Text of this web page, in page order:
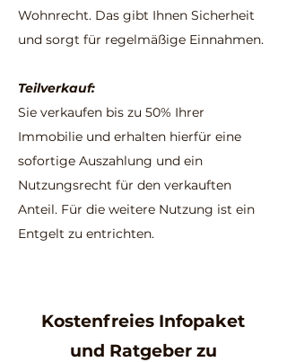
Wohnrecht. Das gibt Ihnen Sicherheit
und sorgt für regelmäßige Einnahmen.
Teilverkauf:
Sie verkaufen bis zu 50% Ihrer
Immobilie und erhalten hierfür eine
sofortige Auszahlung und ein
Nutzungsrecht für den verkauften
Anteil. Für die weitere Nutzung ist ein
Entgelt zu entrichten.
Kostenfreies Infopaket
und Ratgeber zu